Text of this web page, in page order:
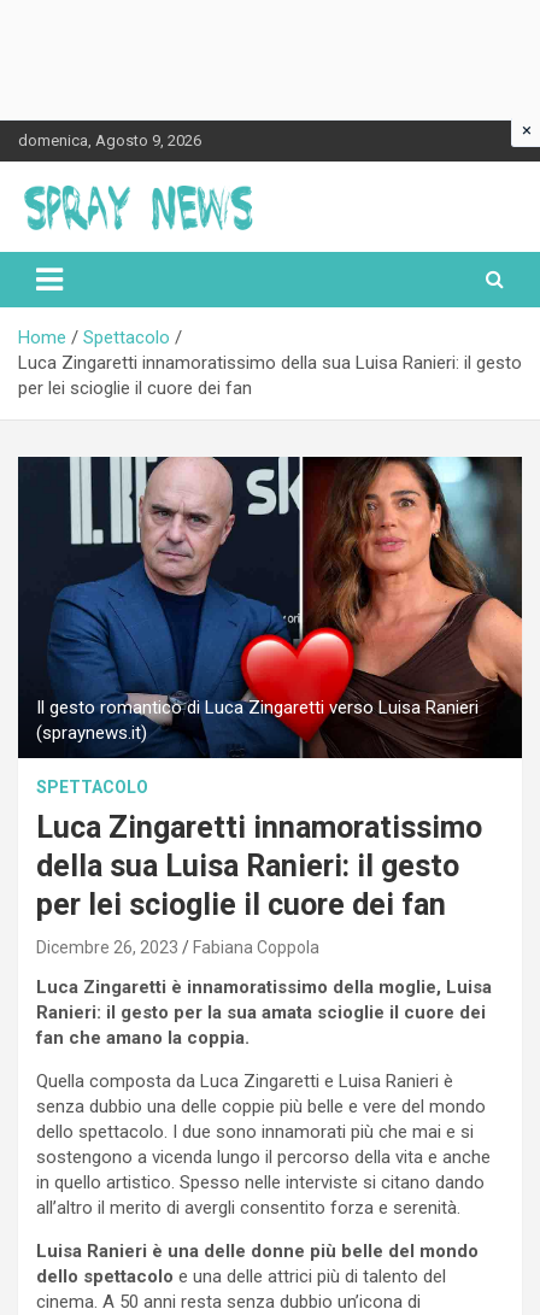
Skip
to
content
domenica, Agosto 9, 2026
Spraynews.it
Home
Spettacolo
Luca Zingaretti innamoratissimo della sua Luisa Ranieri: il gesto
per lei scioglie il cuore dei fan
Il gesto romantico di Luca Zingaretti verso Luisa Ranieri
(spraynews.it)
SPETTACOLO
Luca Zingaretti innamoratissimo
della sua Luisa Ranieri: il gesto
per lei scioglie il cuore dei fan
Dicembre 26, 2023 Fabiana Coppola
Luca Zingaretti è innamoratissimo della moglie, Luisa
Ranieri: il gesto per la sua amata scioglie il cuore dei
fan che amano la coppia.
Quella composta da Luca Zingaretti e Luisa Ranieri è
senza dubbio una delle coppie più belle e vere del mondo
dello spettacolo. I due sono innamorati più che mai e si
sostengono a vicenda lungo il percorso della vita e anche
in quello artistico. Spesso nelle interviste si citano dando
all’altro il merito di avergli consentito forza e serenità.
Luisa Ranieri è una delle donne più belle del mondo
dello spettacolo e una delle attrici più di talento del
cinema. A 50 anni resta senza dubbio un’icona di
×